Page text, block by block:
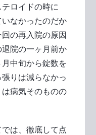
ロイドの時に
なかったのだか
の再入院の原因
院の一ヶ月前か
中旬から錠数を
りは減らなかっ
病気そのものの
は、徹底して点